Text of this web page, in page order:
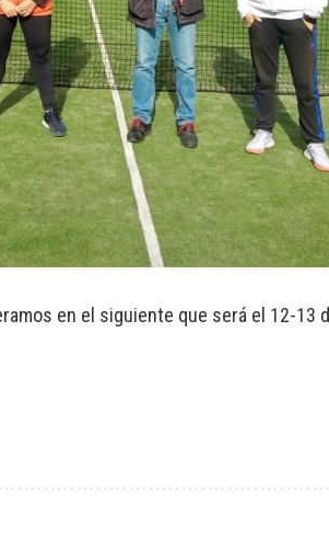
en el siguiente que será el 12-13